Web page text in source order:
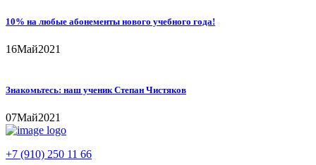
10% на любые абонементы нового учебного года!
16Май2021
Знакомьтесь: наш ученик Степан Чистяков
07Май2021
+7 (910) 250 11 66